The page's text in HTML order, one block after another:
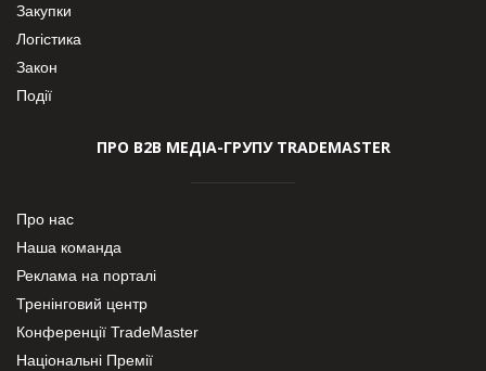
Закупки
Логістика
Закон
Події
ПРО В2В МЕДІА-ГРУПУ TRADEMASTER
Про нас
Наша команда
Реклама на порталі
Тренінговий центр
Конференції TradeMaster
Національні Премії